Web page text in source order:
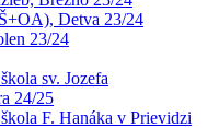
Detva 23/24
23/24
sv. Jozefa
24/25
F. Hanáka v Prievidzi